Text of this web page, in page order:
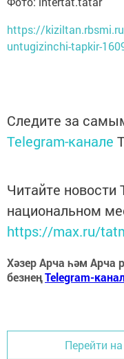
https://
untugizinchi-tapkir-
Следите за
Telegram-канале
Читайте новости
национальном
https://max.ru/
Хәзер Арча һәм
безнеңTelegram-
Перейти